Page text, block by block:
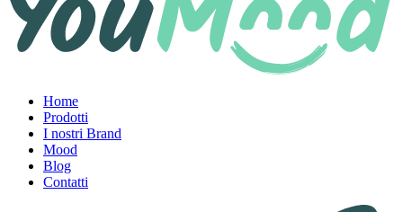
Home
Prodotti
I nostri Brand
Mood
Blog
Contatti